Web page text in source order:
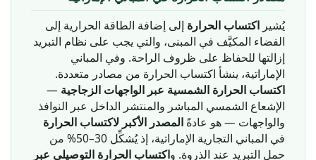
يُشير اكتساب الحرارة إلى إضافة الطاقة الحرارية إلى
الفضاء المكيَّف في المبنى، والتي يجب على نظام التبريد
إزالتها للحفاظ على ظروف الراحة. وفي المباني
الإماراتية، ينشأ اكتساب الحرارة من مصادر متعددة.
اكتساب الحرارة الشمسية عبر الواجهات الزجاجية —
الإشعاع الشمسي المباشر والمنتشر الداخل عبر النوافذ
والواجهات — هو عادةً المصدر الأكبر لاكتساب الحرارة
في المباني التجارية الإماراتية، إذ يُشكِّل 30–50% من
حمل التبريد عند الذروة. واكتساب الحرارة التوصيلي عبر